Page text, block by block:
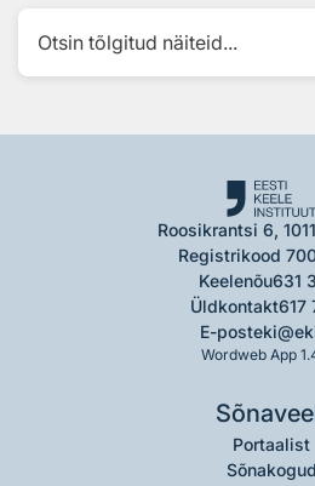
Otsin tõlgitud näiteid...
Roosikrantsi 6,
Registrikood
Keelenõu631
Üldkontakt617
E-post
Wordweb App
Portaalist
Sõnakogud